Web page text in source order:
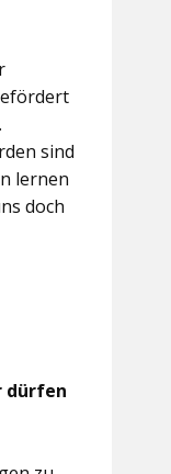
sind
lernen
doch
dürfen